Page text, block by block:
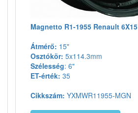
Magnetto R1-1955 Renault 6X15
Átmérő: 15"
Osztókör: 5x114.3mm
Szélesség: 6"
ET-érték: 35
Cikkszám: YXMWR11955-MGN